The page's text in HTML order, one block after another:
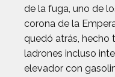
de la fuga, uno de
corona de la
quedó atrás, hecho
ladrones incluso
elevador con